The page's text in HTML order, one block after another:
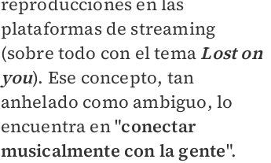
plataformas de streaming
(sobre todo con el tema Lost on
you). Ese concepto, tan
anhelado como ambiguo, lo
encuentra en"conectar
musicalmente con la gente".